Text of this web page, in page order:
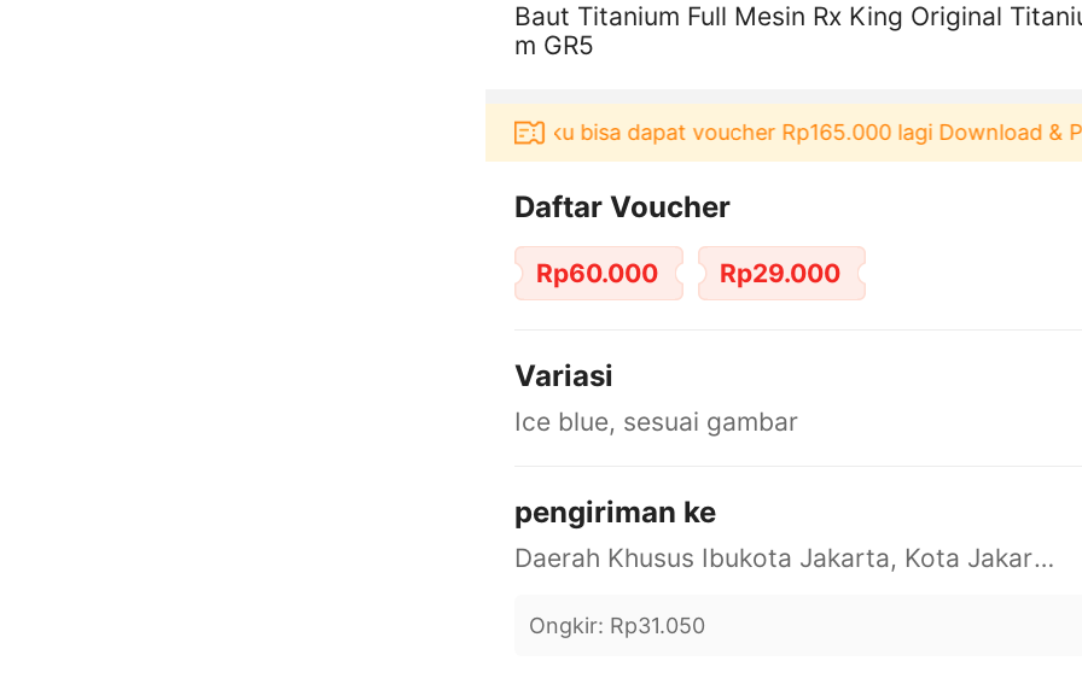
Baut Titanium Full Mesin Rx King Original
m GR5
Pengguna baru berbelanja di aplikasi Akulaku bisa dapat voucher Rp165.000 lagi Download & Pakai
Daftar Voucher
Rp60.000 Rp29.000
Variasi
Ice blue, sesuai gambar
pengiriman ke
Daerah Khusus Ibukota Jakarta, Kota Jakarta Barat, Cengkareng, yy
Ongkir: Rp31.050